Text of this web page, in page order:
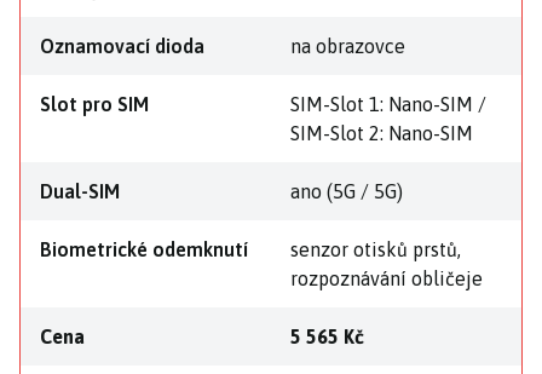
Oznamovací dioda na obrazovce
Slot pro SIM
SIM-Slot 1: Nano-SIM /
SIM-Slot 2: Nano-SIM
Dual-SIM ano (5G / 5G)
Biometrické odemknutí
senzor otisků prstů,
rozpoznávání obličeje
Cena 5 565 Kč